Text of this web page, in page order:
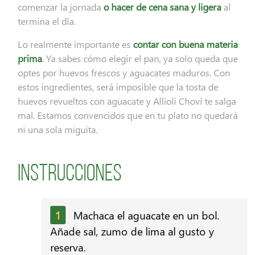
comenzar la jornada o hacer de cena sana y ligeraal
termina el día.
Lo realmente importante es contar con buena materia
prima. Ya sabes cómo elegir el pan, ya solo queda que
optes por huevos frescos y aguacates maduros. Con
estos ingredientes, será imposible que la tosta de
huevos revueltos con aguacate y Allioli Choví te salga
mal. Estamos convencidos que en tu plato no quedará
ni una sola miguita.
Instrucciones
Machaca el aguacate en un bol.
Añade sal, zumo de lima al gusto y
reserva.